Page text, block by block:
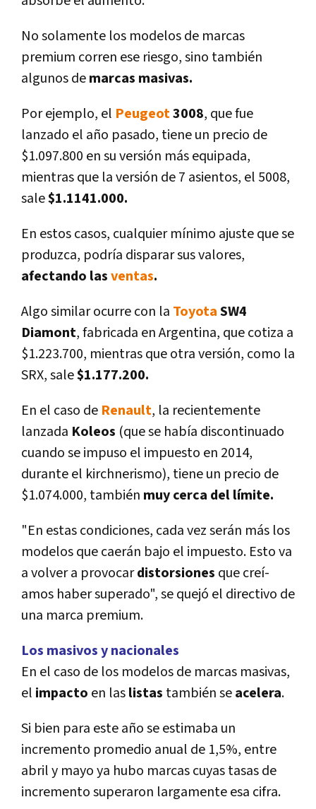
No solamente los modelos de marcas
premium corren ese riesgo, sino también
algunos demarcas masivas.
Por ejemplo, el Peugeot3008, que fue
lanzado el año pasado, tiene un precio de
$1.097.800 en su versión más equipada,
mientras que la versión de 7 asientos, el 5008,
sale$1.1141.000.
En estos casos, cualquier mí­nimo ajuste que se
produzca, podrí­a disparar sus valores,
afectando lasventas.
Algo similar ocurre con la ToyotaSW4
Diamont, fabricada en Argentina, que cotiza a
$1.223.700, mientras que otra versión, como la
SRX, sale$1.177.200.
En el caso de Renault, la recientemente
lanzada Koleos (que se habí­a discontinuado
cuando se impuso el impuesto en 2014,
durante el kirchnerismo), tiene un precio de
$1.074.000, también muy cerca del lí­mite.
"En estas condiciones, cada vez serán más los
modelos que caerán bajo el impuesto. Esto va
a volver a provocardistorsiones que creí­
amos haber superado", se quejó el directivo de
una marca premium.
Los masivos y nacionales
En el caso de los modelos de marcas masivas,
el impacto en laslistas también seacelera.
Si bien para este año se estimaba un
incremento promedio anual de 1,5%, entre
abril y mayo ya hubo marcas cuyas tasas de
incremento superaron largamente esa cifra.